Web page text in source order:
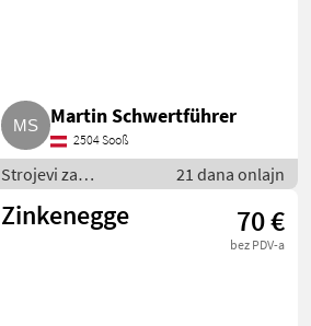
Martin Schwertführer
2504 Sooß
Strojevi za
vinogradarstvo /
Ostali strojevi za
21 dana onlajn
Zinkenegge 70 €
bez PDV-a